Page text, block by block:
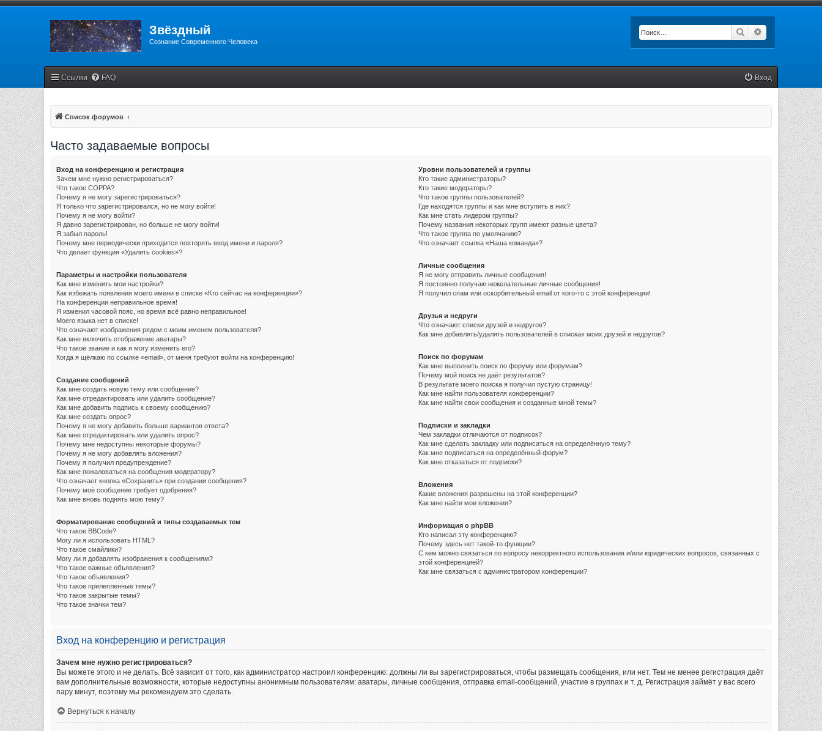
Звёздный
Сознание Современного Человека
Поиск
Ссылки FAQ Вход
Список форумов
Часто задаваемые вопросы
Вход на конференцию и регистрация
Зачем мне нужно регистрироваться?
Что такое COPPA?
Почему я не могу зарегистрироваться?
Я только что зарегистрировался, но не могу войти!
Почему я не могу войти?
Я давно зарегистрирован, но больше не могу войти!
Я забыл пароль!
Почему мне периодически приходится повторять ввод имени и пароля?
Что делает функция «Удалить cookies»?
Параметры и настройки пользователя
Как мне изменить мои настройки?
Как избежать появления моего имени в списке «Кто сейчас на конференции»?
На конференции неправильное время!
Я изменил часовой пояс, но время всё равно неправильное!
Моего языка нет в списке!
Что означают изображения рядом с моим именем пользователя?
Как мне включить отображение аватары?
Что такое звание и как я могу изменить его?
Когда я щёлкаю по ссылке «email», от меня требуют войти на конференцию!
Создание сообщений
Как мне создать новую тему или сообщение?
Как мне отредактировать или удалить сообщение?
Как мне добавить подпись к своему сообщению?
Как мне создать опрос?
Почему я не могу добавить больше вариантов ответа?
Как мне отредактировать или удалить опрос?
Почему мне недоступны некоторые форумы?
Почему я не могу добавлять вложения?
Почему я получил предупреждение?
Как мне пожаловаться на сообщения модератору?
Что означает кнопка «Сохранить» при создании сообщения?
Почему моё сообщение требует одобрения?
Как мне вновь поднять мою тему?
Форматирование сообщений и типы создаваемых тем
Что такое BBCode?
Могу ли я использовать HTML?
Что такое смайлики?
Могу ли я добавлять изображения к сообщениям?
Что такое важные объявления?
Что такое объявления?
Что такое прилепленные темы?
Что такое закрытые темы?
Что такое значки тем?
Уровни пользователей и группы
Кто такие администраторы?
Кто такие модераторы?
Что такое группы пользователей?
Где находятся группы и как мне вступить в них?
Как мне стать лидером группы?
Почему названия некоторых групп имеют разные цвета?
Что такое группа по умолчанию?
Что означает ссылка «Наша команда»?
Личные сообщения
Я не могу отправить личные сообщения!
Я постоянно получаю нежелательные личные сообщения!
Я получил спам или оскорбительный email от кого-то с этой конференции!
Друзья и недруги
Что означают списки друзей и недругов?
Как мне добавлять/удалять пользователей в списках моих друзей и недругов?
Поиск по форумам
Как мне выполнить поиск по форуму или форумам?
Почему мой поиск не даёт результатов?
В результате моего поиска я получил пустую страницу!
Как мне найти пользователя конференции?
Как мне найти свои сообщения и созданные мной темы?
Подписки и закладки
Чем закладки отличаются от подписок?
Как мне сделать закладку или подписаться на определённую тему?
Как мне подписаться на определённый форум?
Как мне отказаться от подписки?
Вложения
Какие вложения разрешены на этой конференции?
Как мне найти мои вложения?
Информация о phpBB
Кто написал эту конференцию?
Почему здесь нет такой-то функции?
С кем можно связаться по вопросу некорректного использования и/или юридических вопросов, связанных с
этой конференцией?
Как мне связаться с администратором конференции?
Вход на конференцию и регистрация
Зачем мне нужно регистрироваться?
Вы можете этого и не делать. Всё зависит от того, как администратор настроил конференцию: должны ли вы зарегистрироваться, чтобы размещать сообщения, или нет. Тем не менее регистрация даёт
вам дополнительные возможности, которые недоступны анонимным пользователям: аватары, личные сообщения, отправка email-сообщений, участие в группах и т. д. Регистрация займёт у вас всего
пару минут, поэтому мы рекомендуем это сделать.
Вернуться к началу